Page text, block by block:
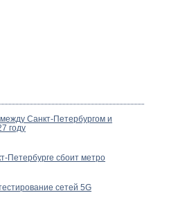
Санкт-Петербургом и
году
Петербурге сбоит метро
сетей 5G